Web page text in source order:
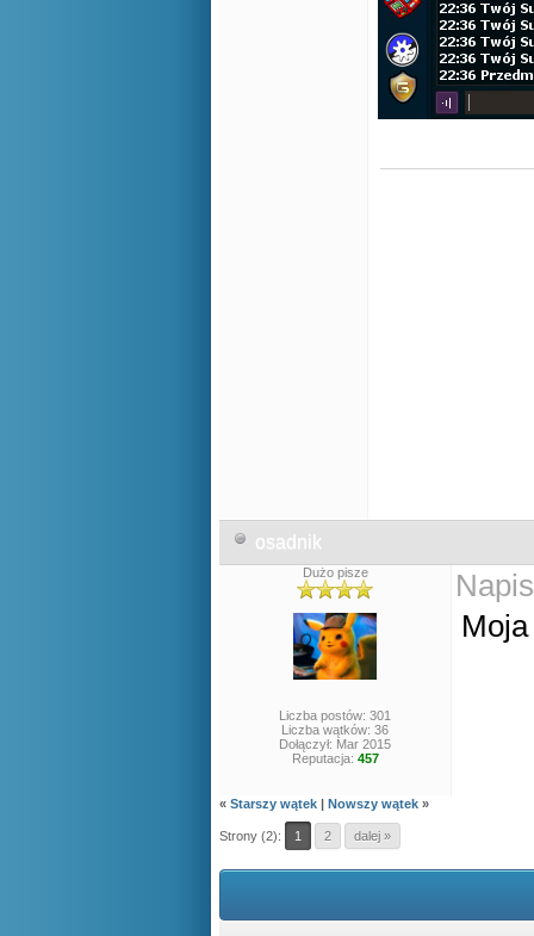
osadnik
Dużo pisze
Liczba postów: 301
Liczba wątków: 36
Dołączył: Mar 2015
Reputacja: 457
« Starszy wątek | Nowszy wątek »
Strony (2): 1 2 dalej »